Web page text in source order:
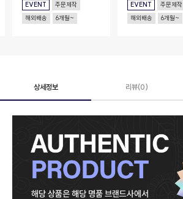
EVENT
주문제작
해외배송
6개월~
EVENT
주문제작
해외배송
6개월~
상세정보 리뷰(0)